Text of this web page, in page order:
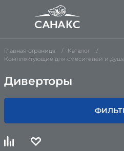
Главная страница
Каталог
Комплектующие для смесителей и
Диверторы